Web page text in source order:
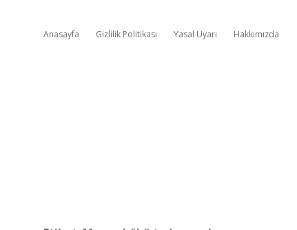
Anasayfa Gizlilik Politikası Yasal Uyarı Hakkımızda